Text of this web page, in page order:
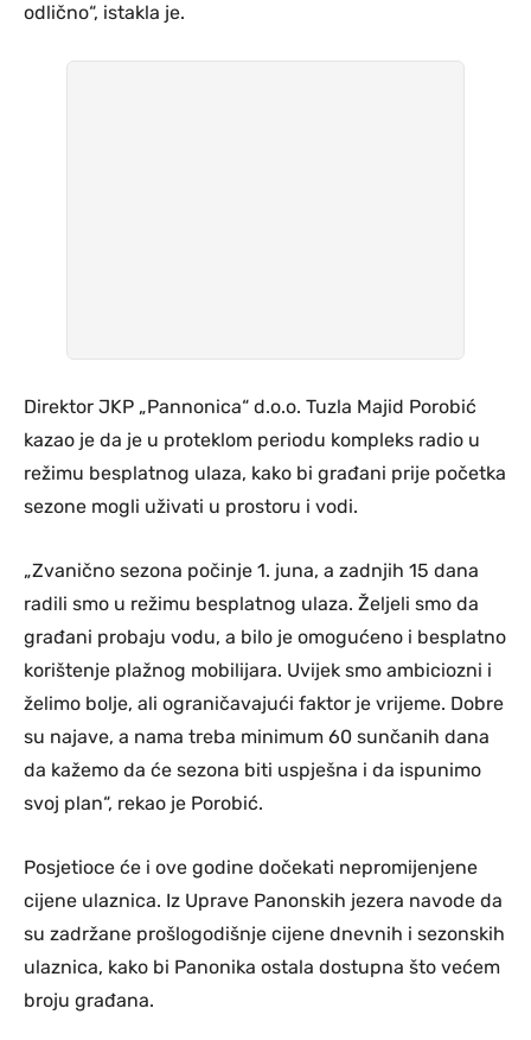
odlično“, istakla je.
Direktor JKP „Pannonica“ d.o.o. Tuzla Majid Porobić
kazao je da je u proteklom periodu kompleks radio u
režimu besplatnog ulaza, kako bi građani prije početka
sezone mogli uživati u prostoru i vodi.
„Zvanično sezona počinje 1. juna, a zadnjih 15 dana
radili smo u režimu besplatnog ulaza. Željeli smo da
građani probaju vodu, a bilo je omogućeno i besplatno
korištenje plažnog mobilijara. Uvijek smo ambiciozni i
želimo bolje, ali ograničavajući faktor je vrijeme. Dobre
su najave, a nama treba minimum 60 sunčanih dana
da kažemo da će sezona biti uspješna i da ispunimo
svoj plan“, rekao je Porobić.
Posjetioce će i ove godine dočekati nepromijenjene
cijene ulaznica. Iz Uprave Panonskih jezera navode da
su zadržane prošlogodišnje cijene dnevnih i sezonskih
ulaznica, kako bi Panonika ostala dostupna što većem
broju građana.